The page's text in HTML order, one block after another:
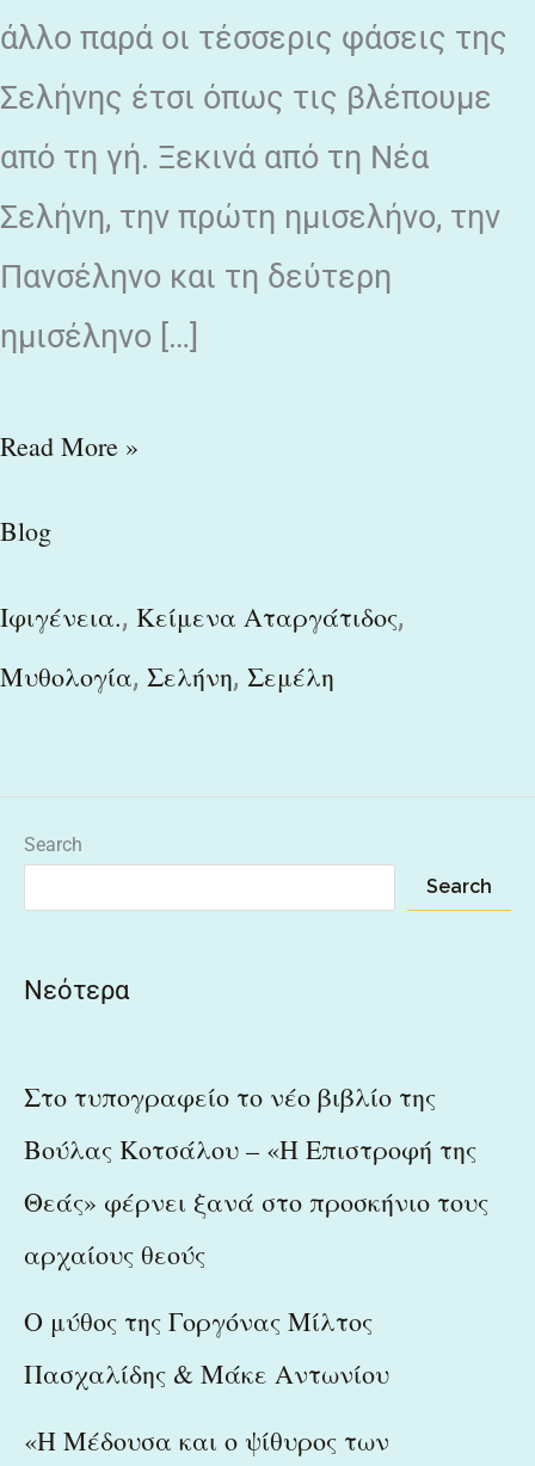
άλλο παρά οι τέσσερις φάσεις της
Σελήνης έτσι όπως τις βλέπουμε
από τη γή. Ξεκινά από τη Νέα
Σελήνη, την πρώτη ημισελήνο, την
Πανσέληνο και τη δεύτερη
ημισέληνο […]
Read More »
Blog
Ιφιγένεια., Κείμενα Αταργάτιδος,
Μυθολογία, Σελήνη, Σεμέλη
Search
Search
Νεότερα
Στο τυπογραφείο το νέο βιβλίο της
Βούλας Κοτσάλου – «Η Επιστροφή της
Θεάς» φέρνει ξανά στο προσκήνιο τους
αρχαίους θεούς
Ο μύθος της Γοργόνας Μίλτος
Πασχαλίδης & Μάκε Αντωνίου
«Η Μέδουσα και ο ψίθυρος των